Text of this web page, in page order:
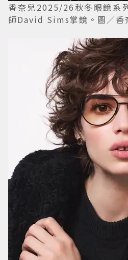
香奈兒2025/26秋冬眼鏡系
師David Sims掌鏡。圖／香